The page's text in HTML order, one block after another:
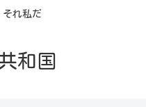
それ私だ
和国